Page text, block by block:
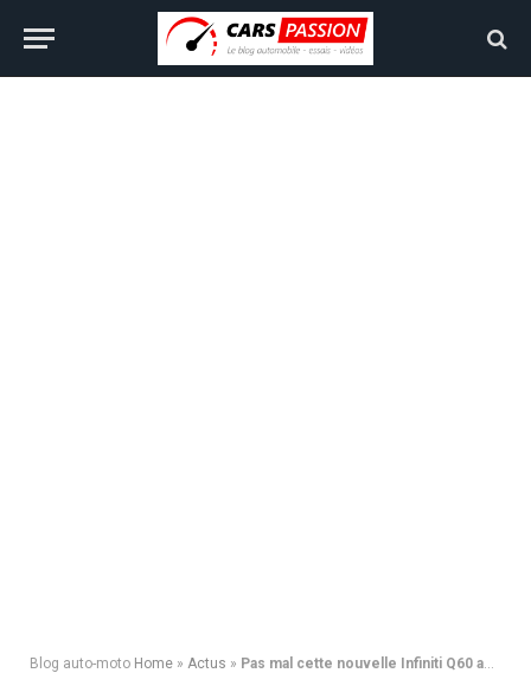
Blog auto-moto Home » Actus » Pas mal cette nouvelle Infiniti Q60 avec Kit Harington à son volant !